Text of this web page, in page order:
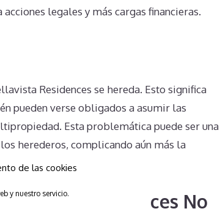
de las cookies
y nuestro servicio.
legales y más cargas financieras.
Residences se hereda. Esto significa
pueden verse obligados a asumir las
Esta problemática puede ser una
herederos, complicando aún más la
Residences No